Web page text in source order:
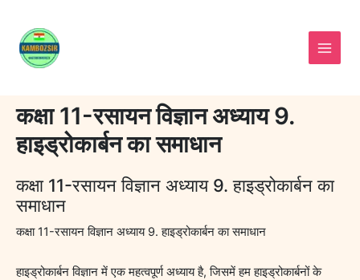
content
कक्षा 11-रसायन विज्ञान अध्याय 9.
हाइड्रोकार्बन का समाधान
कक्षा 11-रसायन विज्ञान अध्याय 9. हाइड्रोकार्बन का
समाधान
कक्षा 11-रसायन विज्ञान अध्याय 9. हाइड्रोकार्बन का समाधान
हाइड्रोकार्बन विज्ञान में एक महत्वपूर्ण अध्याय है, जिसमें हम हाइड्रोकार्बनों के